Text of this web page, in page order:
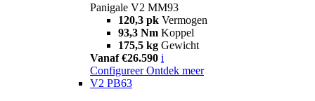
Panigale V2 MM93
120,3 pk Vermogen
93,3 Nm Koppel
175,5 kg Gewicht
Vanaf €26.590 i
Configureer Ontdek meer
V2 PB63